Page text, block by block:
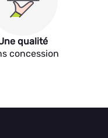
qualité
concession